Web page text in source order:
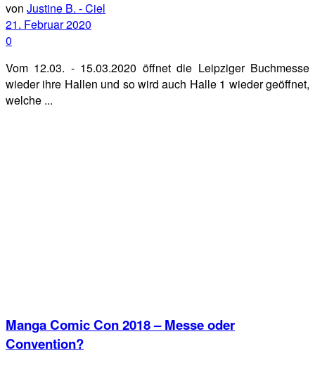
von Justine B. - Ciel
21. Februar 2020
0
Vom 12.03. - 15.03.2020 öffnet die Leipziger Buchmesse
wieder ihre Hallen und so wird auch Halle 1 wieder geöffnet,
welche ...
Manga Comic Con 2018 – Messe oder
Convention?